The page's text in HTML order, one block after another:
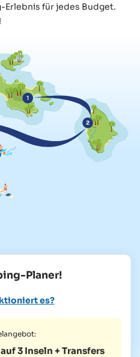
für jedes Budget.
Planer!
es?
3 Inseln + Transfers